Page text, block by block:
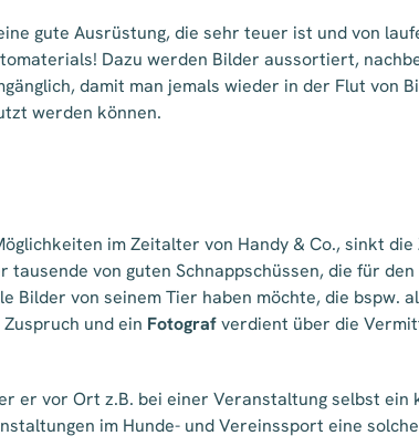
gute Ausrüstung, die sehr teuer ist und von
Dazu werden Bilder aussortiert,
damit man jemals wieder in der Flut von
werden können.
im Zeitalter von Handy & Co., sinkt
von guten Schnappschüssen, die für
Bilder von seinem Tier haben möchte, die bspw.
und ein Fotografverdient über die
er vor Ort z.B. bei einer Veranstaltung selbst
im Hunde- und Vereinssport eine